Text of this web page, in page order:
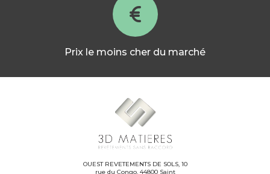
Prix le moins cher du marché
OUEST REVETEMENTS DE SOLS, 10
rue du Congo, 44800 Saint